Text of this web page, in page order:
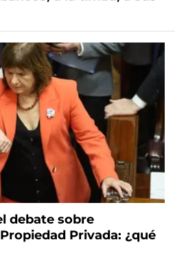
debate sobre
Privada: ¿qué